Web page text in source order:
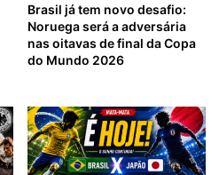
Brasil já tem novo desafio:
Noruega será a adversária
nas oitavas de final da Copa
do Mundo 2026